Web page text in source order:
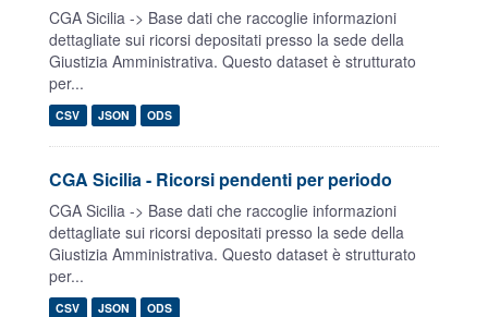
CGA Sicilia -> Base dati che raccoglie informazioni
dettagliate sui ricorsi depositati presso la sede della
Giustizia Amministrativa. Questo dataset è strutturato
per...
CSV JSON ODS
CGA Sicilia - Ricorsi pendenti per periodo
CGA Sicilia -> Base dati che raccoglie informazioni
dettagliate sui ricorsi depositati presso la sede della
Giustizia Amministrativa. Questo dataset è strutturato
per...
CSV JSON ODS